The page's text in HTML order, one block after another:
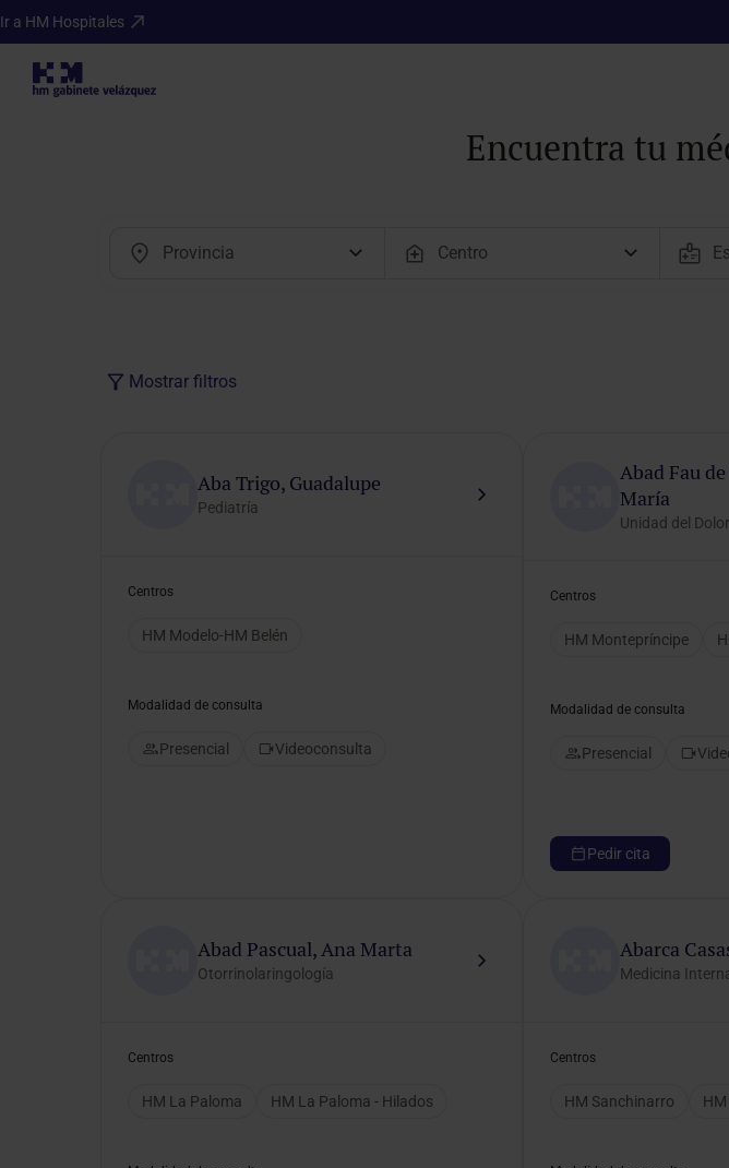
Ir a HM Hospitales
Encuentra tu
Mostrar filtros
Aba Trigo, Guadalupe
Pediatría
Centros
HM Modelo-HM Belén
Modalidad de consulta
Presencial Videoconsulta
Abad Fau de
María
Unidad del Dolor
Centros
HM Montepríncipe
Modalidad de consulta
Presencial
Pedir cita
Abad Pascual, Ana Marta
Otorrinolaringología
Centros
HM La Paloma HM La Paloma - Hilados
Abarca
Medicina
Centros
HM Sanchinarro